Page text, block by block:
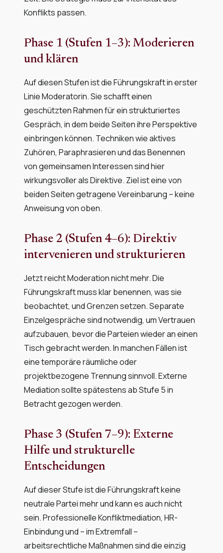
Konflikts passen.
Phase 1 (Stufen 1–3): Moderieren
und klären
Auf diesen Stufen ist die Führungskraft in erster
Linie Moderatorin. Sie schafft einen
geschützten Rahmen für ein strukturiertes
Gespräch, in dem beide Seiten ihre Perspektive
einbringen können. Techniken wie aktives
Zuhören, Paraphrasieren und das Benennen
von gemeinsamen Interessen sind hier
wirkungsvoller als Direktive. Ziel ist eine von
beiden Seiten getragene Vereinbarung – keine
Anweisung von oben.
Phase 2 (Stufen 4–6): Direktiv
intervenieren und strukturieren
Jetzt reicht Moderation nicht mehr. Die
Führungskraft muss klar benennen, was sie
beobachtet, und Grenzen setzen. Separate
Einzelgespräche sind notwendig, um Vertrauen
aufzubauen, bevor die Parteien wieder an einen
Tisch gebracht werden. In manchen Fällen ist
eine temporäre räumliche oder
projektbezogene Trennung sinnvoll. Externe
Mediation sollte spätestens ab Stufe 5 in
Betracht gezogen werden.
Phase 3 (Stufen 7–9): Externe
Hilfe und strukturelle
Entscheidungen
Auf dieser Stufe ist die Führungskraft keine
neutrale Partei mehr und kann es auch nicht
sein. Professionelle Konfliktmediation, HR-
Einbindung und – im Extremfall –
arbeitsrechtliche Maßnahmen sind die einzig